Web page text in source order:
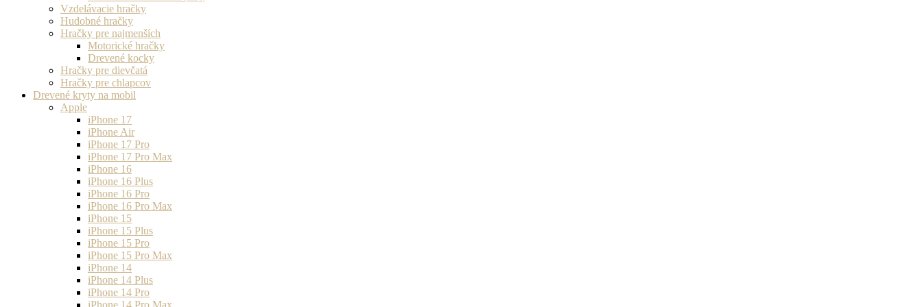
Vzdelávacie hračky
Hudobné hračky
Hračky pre najmenších
Motorické hračky
Drevené kocky
Hračky pre dievčatá
Hračky pre chlapcov
Drevené kryty na mobil
Apple
iPhone 17
iPhone Air
iPhone 17 Pro
iPhone 17 Pro Max
iPhone 16
iPhone 16 Plus
iPhone 16 Pro
iPhone 16 Pro Max
iPhone 15
iPhone 15 Plus
iPhone 15 Pro
iPhone 15 Pro Max
iPhone 14
iPhone 14 Plus
iPhone 14 Pro
iPhone 14 Pro Max